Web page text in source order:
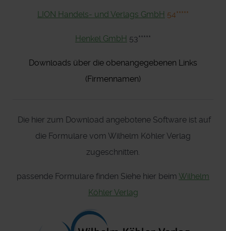
LION Handels- und Verlags GmbH 54*****
Henkel GmbH 53*****
Downloads über die obenangegebenen Links
(Firmennamen)
Die hier zum Download angebotene Software ist auf
die Formulare vom Wilhelm Köhler Verlag
zugeschnitten.
passende Formulare finden Siehe hier beim Wilhelm
Köhler Verlag